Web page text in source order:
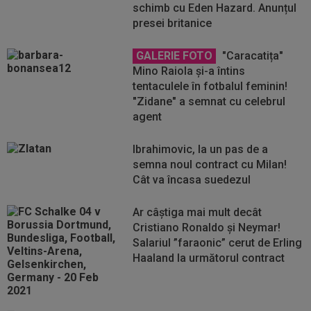
schimb cu Eden Hazard. Anunțul
presei britanice
GALERIE FOTO
"Caracatița"
Mino Raiola și-a întins
tentaculele în fotbalul feminin!
"Zidane" a semnat cu celebrul
agent
Ibrahimovic, la un pas de a
semna noul contract cu Milan!
Cât va încasa suedezul
Ar câștiga mai mult decât
Cristiano Ronaldo și Neymar!
Salariul ”faraonic” cerut de Erling
Haaland la următorul contract